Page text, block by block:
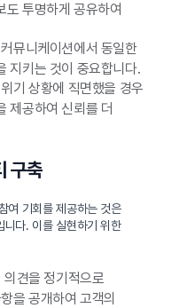
도 투명하게 공유하여
뮤니케이션에서 동일한
지키는 것이 중요합니다.
기 상황에 직면했을 경우
제공하여 신뢰를 더
구축
여 기회를 제공하는 것은
니다. 이를 실현하기 위한
견을 정기적으로
을 공개하여 고객의